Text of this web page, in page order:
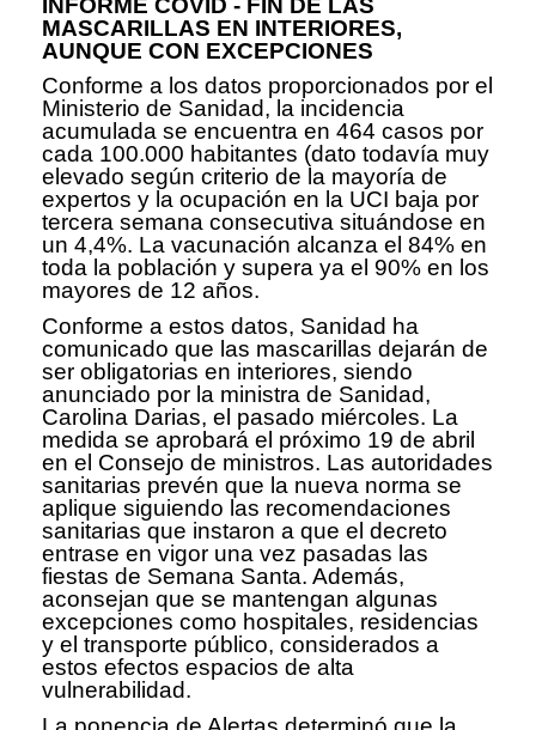
INFORME COVID - FIN DE LAS
MASCARILLAS EN INTERIORES,
AUNQUE CON EXCEPCIONES
Conforme a los datos proporcionados por el
Ministerio de Sanidad, la incidencia
acumulada se encuentra en 464 casos por
cada 100.000 habitantes (dato todavía muy
elevado según criterio de la mayoría de
expertos y la ocupación en la UCI baja por
tercera semana consecutiva situándose en
un 4,4%. La vacunación alcanza el 84% en
toda la población y supera ya el 90% en los
mayores de 12 años.
Conforme a estos datos, Sanidad ha
comunicado que las mascarillas dejarán de
ser obligatorias en interiores, siendo
anunciado por la ministra de Sanidad,
Carolina Darias, el pasado miércoles. La
medida se aprobará el próximo 19 de abril
en el Consejo de ministros. Las autoridades
sanitarias prevén que la nueva norma se
aplique siguiendo las recomendaciones
sanitarias que instaron a que el decreto
entrase en vigor una vez pasadas las
fiestas de Semana Santa. Además,
aconsejan que se mantengan algunas
excepciones como hospitales, residencias
y el transporte público, considerados a
estos efectos espacios de alta
vulnerabilidad.